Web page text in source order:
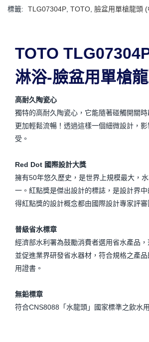
標籤:
TLG07304P TOTO 臉盆用單槍龍頭 (
TOTO
淋浴-臉盆用單槍
高耐久陶瓷心
獨特的高耐久陶瓷心，它能隨著碰觸開關
更加輕鬆流暢！透過這樣一個細微設計，
受。
Red Dot 國際設計大獎
擁有50年悠久歷史，是世界上規模最大，
一。紅點獎是傑出設計的標誌，是設計界
得紅點獎的設計概念都由國際設計專家評審
普級省水標章
經濟部水利署為鼓勵消費者選用省水產品
並促進業界研發省水器材，符合規格之產
用證書。
無鉛標章
符合CNS8088「水龍頭」國家標準之飲水